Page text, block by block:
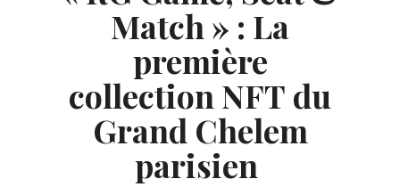
Match » : La
première
collection NFT du
Grand Chelem
parisien